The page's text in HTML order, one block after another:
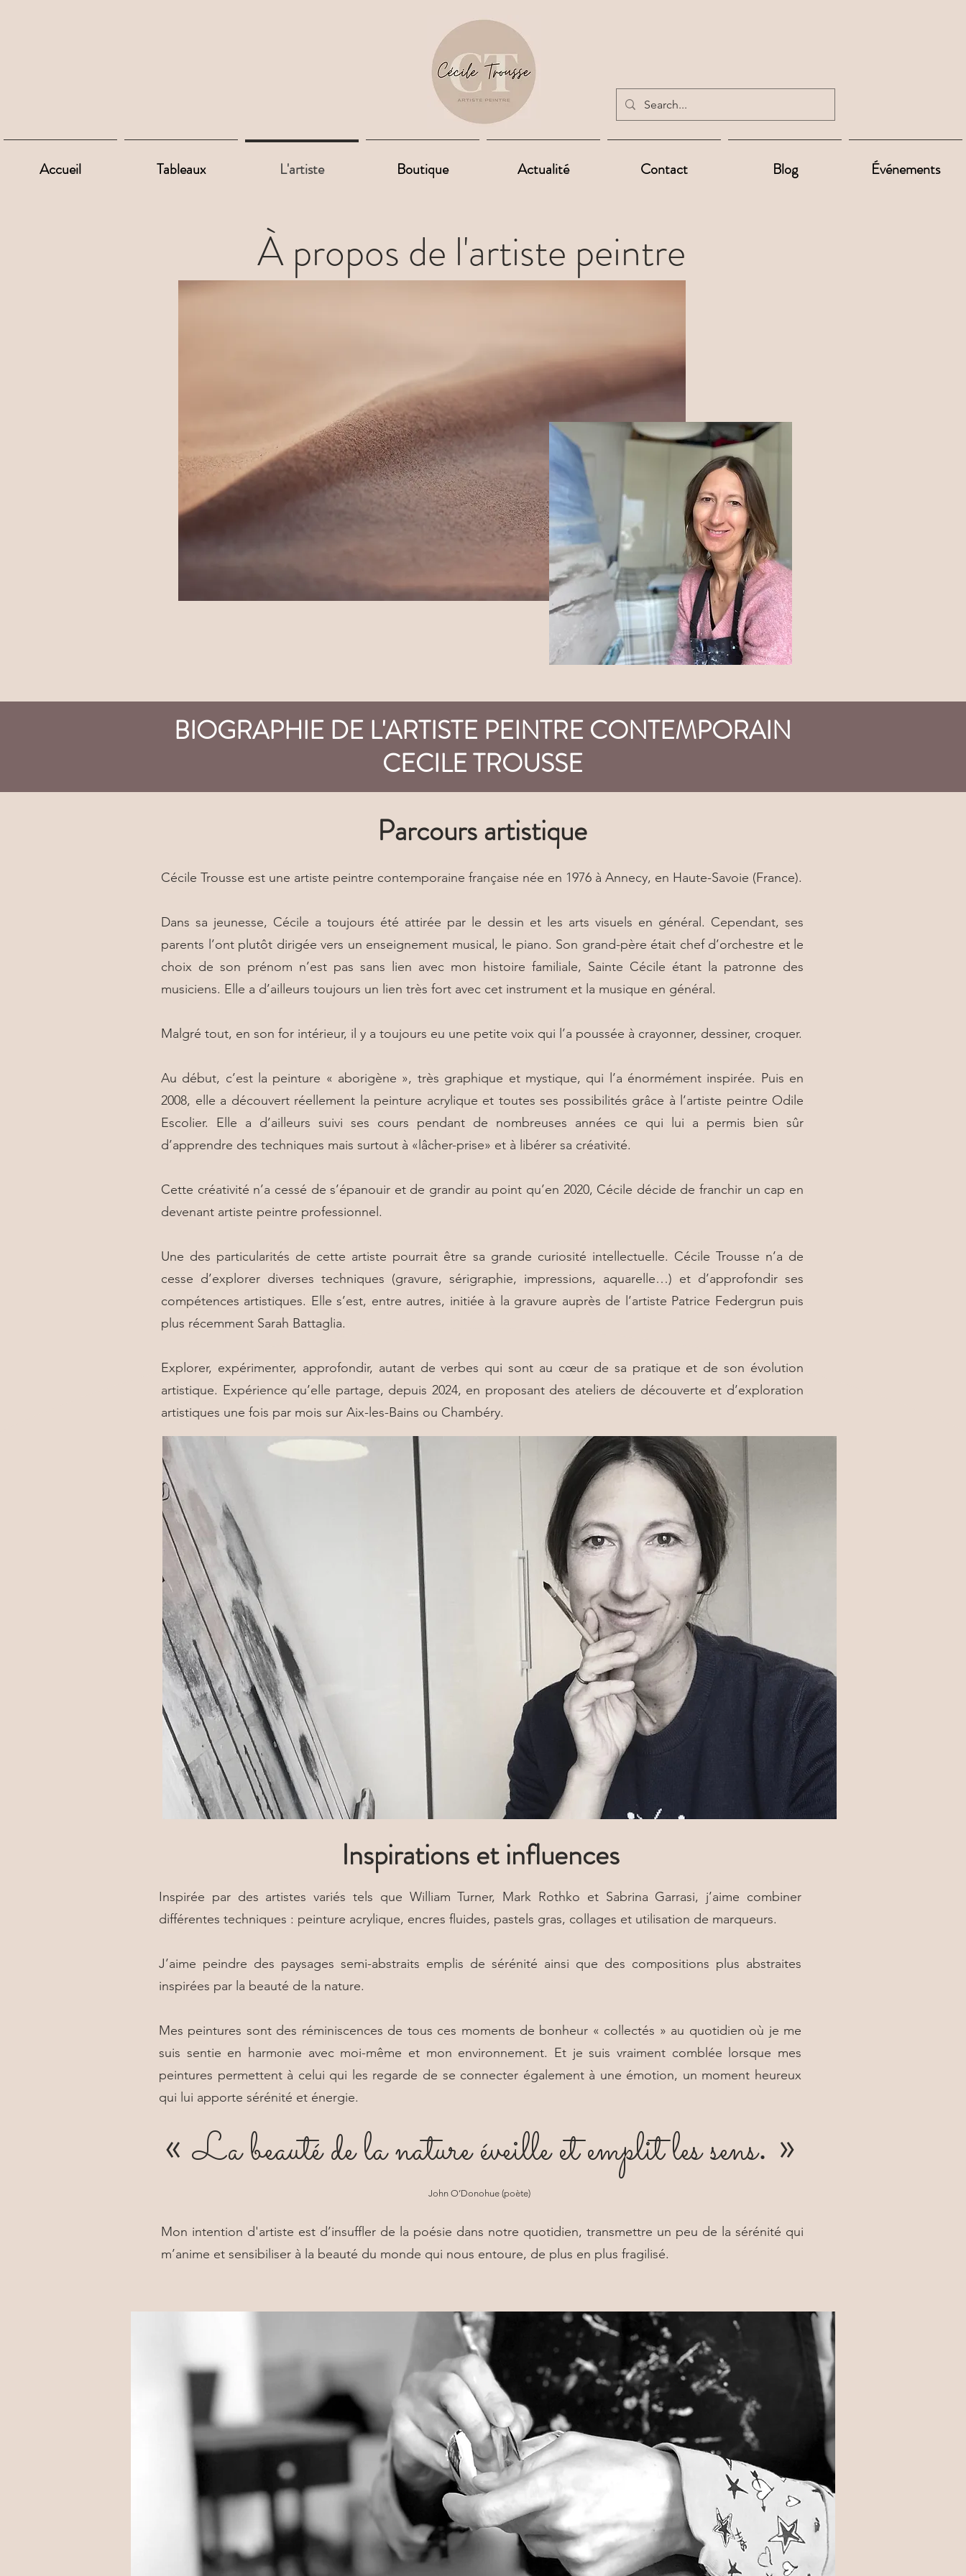
Accueil Tableaux L'artiste Boutique Actualité Contact Blog Événements
À propos de l'artiste peintre
BIOGRAPHIE DE L'ARTISTE PEINTRE CONTEMPORAIN
CECILE TROUSSE
Parcours artistique
Cécile Trousse est une artiste peintre contemporaine française née en 1976 à Annecy, en Haute-Savoie (France).
Dans sa jeunesse, Cécile a toujours été attirée par le dessin et les arts visuels en général. Cependant, ses
parents l’ont plutôt dirigée vers un enseignement musical, le piano. Son grand-père était chef d’orchestre et le
choix de son prénom n’est pas sans lien avec mon histoire familiale, Sainte Cécile étant la patronne des
musiciens. Elle a d’ailleurs toujours un lien très fort avec cet instrument et la musique en général.
Malgré tout, en son for intérieur, il y a toujours eu une petite voix qui l’a poussée à crayonner, dessiner, croquer.
Au début, c’est la peinture « aborigène », très graphique et mystique, qui l’a énormément inspirée. Puis en
2008, elle a découvert réellement la peinture acrylique et toutes ses possibilités grâce à l’artiste peintre Odile
Escolier. Elle a d’ailleurs suivi ses cours pendant de nombreuses années ce qui lui a permis bien sûr
d’apprendre des techniques mais surtout à «lâcher-prise» et à libérer sa créativité.
Cette créativité n’a cessé de s’épanouir et de grandir au point qu’en 2020, Cécile décide de franchir un cap en
devenant artiste peintre professionnel.
Une des particularités de cette artiste pourrait être sa grande curiosité intellectuelle. Cécile Trousse n’a de
cesse d’explorer diverses techniques (gravure, sérigraphie, impressions, aquarelle…) et d’approfondir ses
compétences artistiques. Elle s’est, entre autres, initiée à la gravure auprès de l’artiste Patrice Federgrun puis
plus récemment Sarah Battaglia.
Explorer, expérimenter, approfondir, autant de verbes qui sont au cœur de sa pratique et de son évolution
artistique. Expérience qu’elle partage, depuis 2024, en proposant des ateliers de découverte et d’exploration
artistiques une fois par mois sur Aix-les-Bains ou Chambéry.
Inspirations et influences
Inspirée par des artistes variés tels que William Turner, Mark Rothko et Sabrina Garrasi, j’aime combiner
différentes techniques : peinture acrylique, encres fluides, pastels gras, collages et utilisation de marqueurs.
J’aime peindre des paysages semi-abstraits emplis de sérénité ainsi que des compositions plus abstraites
inspirées par la beauté de la nature.
Mes peintures sont des réminiscences de tous ces moments de bonheur « collectés » au quotidien où je me
suis sentie en harmonie avec moi-même et mon environnement. Et je suis vraiment comblée lorsque mes
peintures permettent à celui qui les regarde de se connecter également à une émotion, un moment heureux
qui lui apporte sérénité et énergie.
«La beauté de la nature éveille et emplit les sens. »
John O’Donohue (poète)
Mon intention d'artiste est d’insuffler de la poésie dans notre quotidien, transmettre un peu de la sérénité qui
m’anime et sensibiliser à la beauté du monde qui nous entoure, de plus en plus fragilisé.